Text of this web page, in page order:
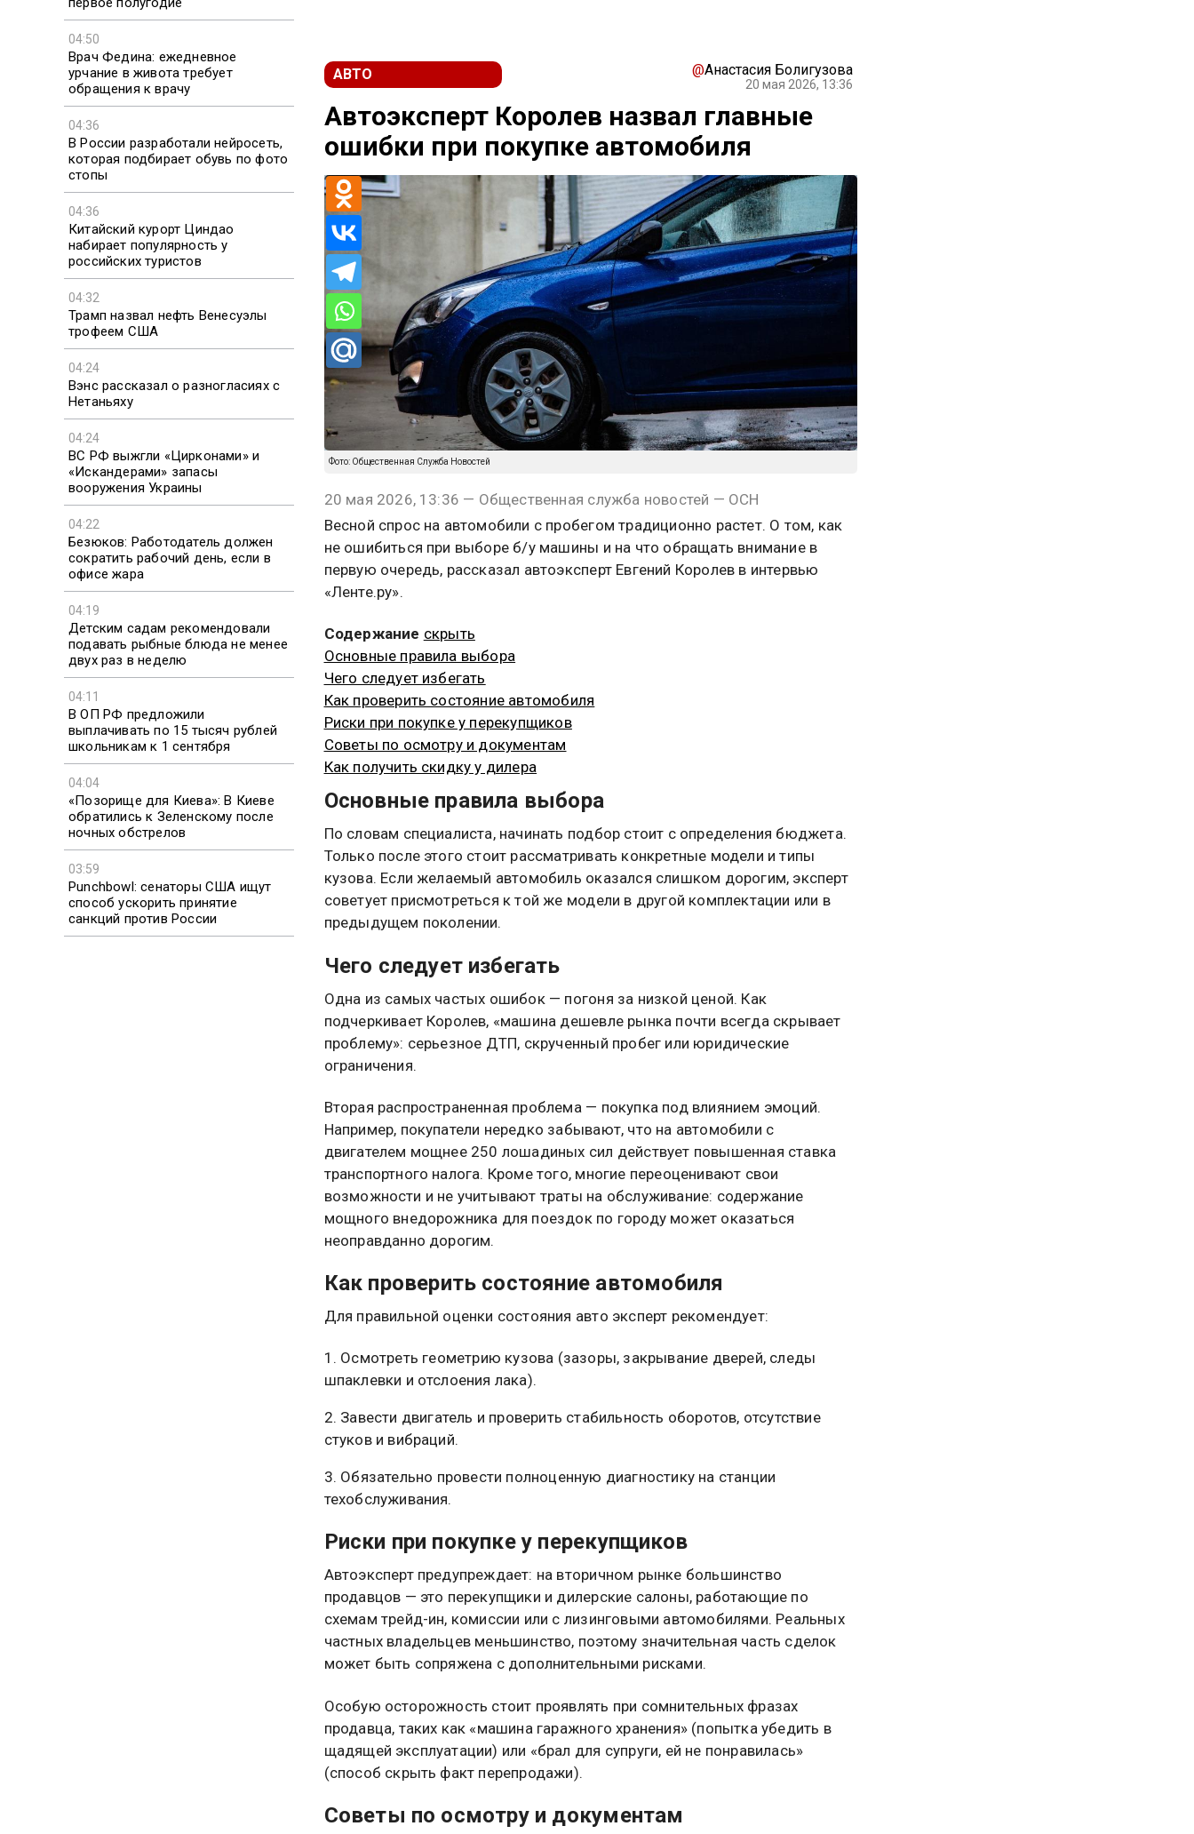
04:50
Врач Федина: ежедневное
урчание в живота требует
обращения к врачу
04:36
В России разработали нейросеть,
которая подбирает обувь по фото
стопы
04:36
Китайский курорт Циндао
набирает популярность у
российских туристов
04:32
Трамп назвал нефть Венесуэлы
трофеем США
04:24
Вэнс рассказал о разногласиях с
Нетаньяху
04:24
ВС РФ выжгли «Цирконами» и
«Искандерами» запасы
вооружения Украины
04:22
Безюков: Работодатель должен
сократить рабочий день, если в
офисе жара
04:19
Детским садам рекомендовали
подавать рыбные блюда не менее
двух раз в неделю
04:11
В ОП РФ предложили
выплачивать по 15 тысяч рублей
школьникам к 1 сентября
04:04
«Позорище для Киева»: В Киеве
обратились к Зеленскому после
ночных обстрелов
03:59
Punchbowl: сенаторы США ищут
способ ускорить принятие
санкций против России
АВТО @Анастасия Болигузова
20 мая 2026, 13:36
Автоэксперт Королев назвал главные
ошибки при покупке автомобиля
Фото: Общественная Служба Новостей
20 мая 2026, 13:36 — Общественная служба новостей — ОСН
Весной спрос на автомобили с пробегом традиционно растет. О том, как
не ошибиться при выборе б/у машины и на что обращать внимание в
первую очередь, рассказал автоэксперт Евгений Королев в интервью
«Ленте.ру».
Содержание скрыть
Основные правила выбора
Чего следует избегать
Как проверить состояние автомобиля
Риски при покупке у перекупщиков
Советы по осмотру и документам
Как получить скидку у дилера
Основные правила выбора
По словам специалиста, начинать подбор стоит с определения бюджета.
Только после этого стоит рассматривать конкретные модели и типы
кузова. Если желаемый автомобиль оказался слишком дорогим, эксперт
советует присмотреться к той же модели в другой комплектации или в
предыдущем поколении.
Чего следует избегать
Одна из самых частых ошибок — погоня за низкой ценой. Как
подчеркивает Королев, «машина дешевле рынка почти всегда скрывает
проблему»: серьезное ДТП, скрученный пробег или юридические
ограничения.
Вторая распространенная проблема — покупка под влиянием эмоций.
Например, покупатели нередко забывают, что на автомобили с
двигателем мощнее 250 лошадиных сил действует повышенная ставка
транспортного налога. Кроме того, многие переоценивают свои
возможности и не учитывают траты на обслуживание: содержание
мощного внедорожника для поездок по городу может оказаться
неоправданно дорогим.
Как проверить состояние автомобиля
Для правильной оценки состояния авто эксперт рекомендует:
Осмотреть геометрию кузова (зазоры, закрывание дверей, следы
шпаклевки и отслоения лака).
Завести двигатель и проверить стабильность оборотов, отсутствие
стуков и вибраций.
Обязательно провести полноценную диагностику на станции
техобслуживания.
Риски при покупке у перекупщиков
Автоэксперт предупреждает: на вторичном рынке большинство
продавцов — это перекупщики и дилерские салоны, работающие по
схемам трейд-ин, комиссии или с лизинговыми автомобилями. Реальных
частных владельцев меньшинство, поэтому значительная часть сделок
может быть сопряжена с дополнительными рисками.
Особую осторожность стоит проявлять при сомнительных фразах
продавца, таких как «машина гаражного хранения» (попытка убедить в
щадящей эксплуатации) или «брал для супруги, ей не понравилась»
(способ скрыть факт перепродажи).
Советы по осмотру и документам